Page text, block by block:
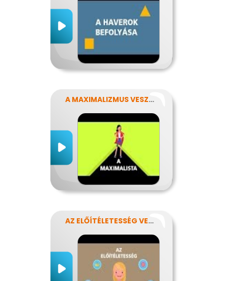
A MAXIMALIZMUS VESZÉLYEI
AZ ELŐÍTÉLETESSÉG VESZÉLYEI